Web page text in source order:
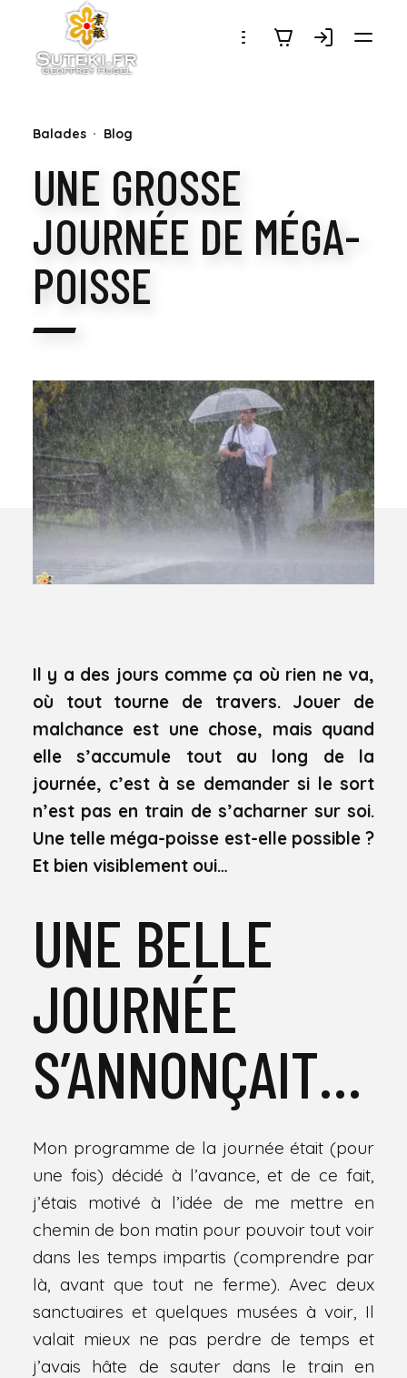
SUTEKI.FR
Balades Blog
UNE GROSSE
JOURNÉE DE MÉGA-
POISSE
Il y a des jours comme ça où rien ne va,
où tout tourne de travers. Jouer de
malchance est une chose, mais quand
elle s’accumule tout au long de la
journée, c’est à se demander si le sort
n’est pas en train de s’acharner sur soi.
Une telle méga-poisse est-elle possible ?
Et bien visiblement oui…
UNE BELLE
JOURNÉE
S’ANNONÇAIT…
Mon programme de la journée était (pour
une fois) décidé à l’avance, et de ce fait,
j’étais motivé à l’idée de me mettre en
chemin de bon matin pour pouvoir tout voir
dans les temps impartis (comprendre par
là, avant que tout ne ferme). Avec deux
sanctuaires et quelques musées à voir, Il
valait mieux ne pas perdre de temps et
j’avais hâte de sauter dans le train en